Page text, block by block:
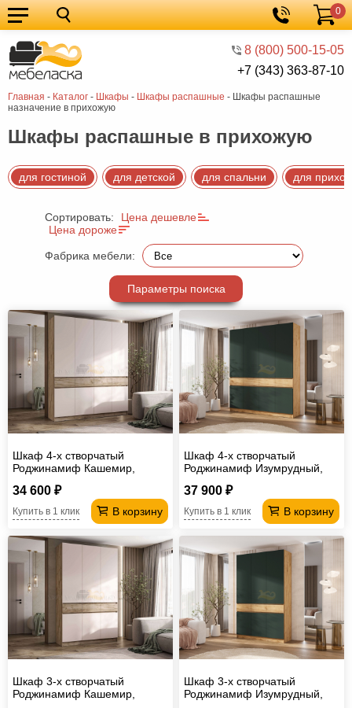
8 (800) 500-15-05
+7 (343) 363-87-10
Корзина
0
Главная - Каталог - Шкафы - Шкафы распашные - Шкафы распашные
назначение в прихожую
Кухонные
гарнитуры
Мебель
для
кухни
Мебель
для
спальни
Кровати
Шкафы
Мягкая
мебель
Детская
прихожей
Комоды
Офисная
под
Мебель
ванной
трансформер
Матрасы
Кресла-
из
ротанга
Садовая
мебель
Косметологическое
оборудование
Шкафы распашные в прихожую
для гостиной для детской для спальни для
Сортировать:
Цена дешевле
Цена дороже
Фабрика мебели:
Параметры поиска
Шкаф 4-х створчатый
Роджинамиф Кашемир,
34 600 ₽
В корзину
Купить в 1 клик
Шкаф 4-х створчатый
Роджинамиф Изумрудный,
37 900 ₽
В корзину
Купить в 1 клик
Шкаф 3-х створчатый
Роджинамиф Кашемир,
Шкаф 3-х створчатый
Роджинамиф Изумрудный,